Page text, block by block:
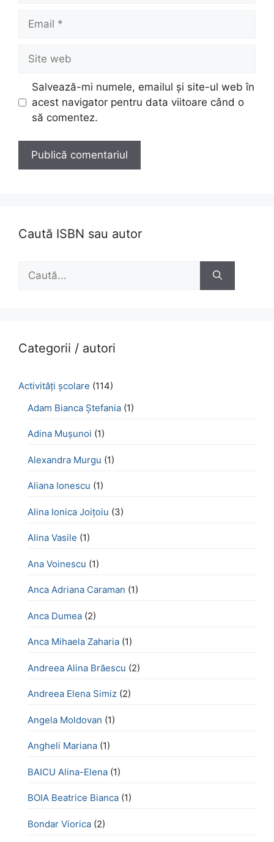
web
Salvează-mi numele, emailul și site-ul web în
acest navigator pentru data viitoare când o
să comentez.
Caută ISBN sau autor
Caută
Categorii / autori
Activităţi şcolare (114)
Adam Bianca Ștefania (1)
Adina Mușunoi (1)
Alexandra Murgu (1)
Aliana Ionescu (1)
Alina Ionica Joițoiu (3)
Alina Vasile (1)
Ana Voinescu (1)
Anca Adriana Caraman (1)
Anca Dumea (2)
Anca Mihaela Zaharia (1)
Andreea Alina Brăescu (2)
Andreea Elena Simiz (2)
Angela Moldovan (1)
Angheli Mariana (1)
BAICU Alina-Elena (1)
BOIA Beatrice Bianca (1)
Bondar Viorica (2)